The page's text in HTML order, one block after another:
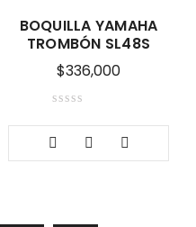
BOQUILLA YAMAHA
TROMBÓN SL48S
$336,000